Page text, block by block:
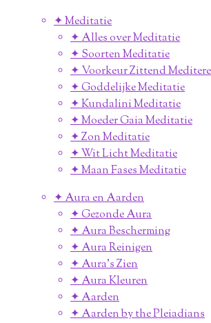
✦ Meditatie
✦ Alles over Meditatie
✦ Soorten Meditatie
✦ Voorkeur Zittend
✦ Goddelijke Meditatie
✦ Kundalini Meditatie
✦ Moeder Gaia Meditatie
✦ Zon Meditatie
✦ Wit Licht Meditatie
✦ Maan Fases Meditatie
✦ Aura en Aarden
✦ Gezonde Aura
✦ Aura Bescherming
✦ Aura Reinigen
✦ Aura's Zien
✦ Aura Kleuren
✦ Aarden
✦ Aarden by the Pleiadians